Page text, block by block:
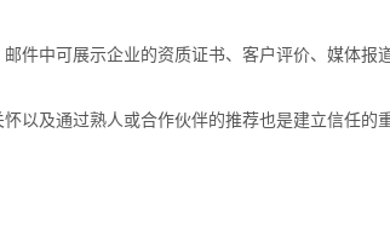
件中可展示企业的资质证书、客户评价、媒体报
以及通过熟人或合作伙伴的推荐也是建立信任的